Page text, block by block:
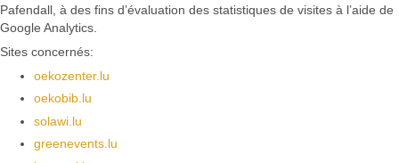
Pafendall, à des fins d’évaluation des statistiques de visites à l’aide de
Google Analytics.
Sites concernés:
oekozenter.lu
oekobib.lu
solawi.lu
greenevents.lu